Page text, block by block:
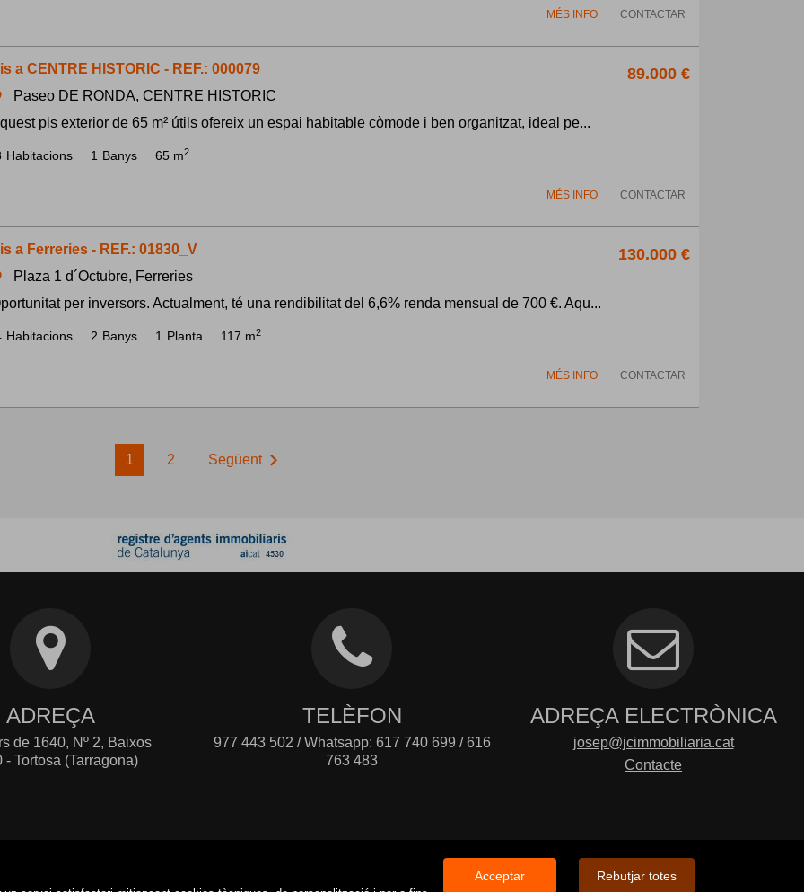
Acceptar Rebutjar totes
CONTACTAR
MÉS INFO
a CENTRE HISTORIC - REF.: 000079 89.000 €
Paseo DE RONDA, CENTRE HISTORIC
pis exterior de 65 m² útils ofereix un espai habitable còmode i ben organitzat, ideal pe...
Habitacions 1 Banys 65 m2
CONTACTAR
MÉS INFO
a Ferreries - REF.: 01830_V 130.000 €
Plaza 1 d´Octubre, Ferreries
per inversors. Actualment, té una rendibilitat del 6,6% renda mensual de 700 €. Aqu...
Habitacions 2 Banys 1 Planta 117 m2
CONTACTAR
MÉS INFO
1 2 Següentchevron_right
ADREÇA
de 1640, Nº 2, Baixos
- Tortosa (Tarragona)
TELÈFON
977 443 502 / Whatsapp: 617 740 699 / 616
763 483
ADREÇA ELECTRÒNICA
josep@jcimmobiliaria.cat
Contacte